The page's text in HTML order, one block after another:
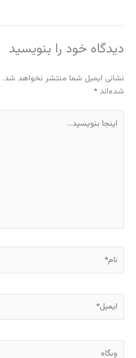
دیدگاه‌ خود را بنویسید
نشانی ایمیل شما منتشر نخواهد شد.
شده‌اند *
بنویسید…
وبگاه